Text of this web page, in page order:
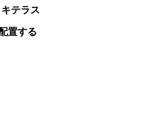
テラス
置する